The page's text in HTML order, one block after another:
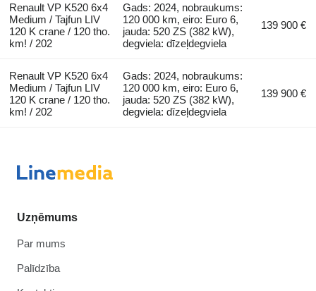
Renault VP K520 6x4
Medium / Tajfun LIV
120 K crane / 120 tho.
km! / 202
Gads: 2024, nobraukums:
120 000 km, eiro: Euro 6,
jauda: 520 ZS (382 kW),
degviela: dīzeļdegviela
139 900 €
Renault VP K520 6x4
Medium / Tajfun LIV
120 K crane / 120 tho.
km! / 202
Gads: 2024, nobraukums:
120 000 km, eiro: Euro 6,
jauda: 520 ZS (382 kW),
degviela: dīzeļdegviela
139 900 €
Uzņēmums
Par mums
Palīdzība